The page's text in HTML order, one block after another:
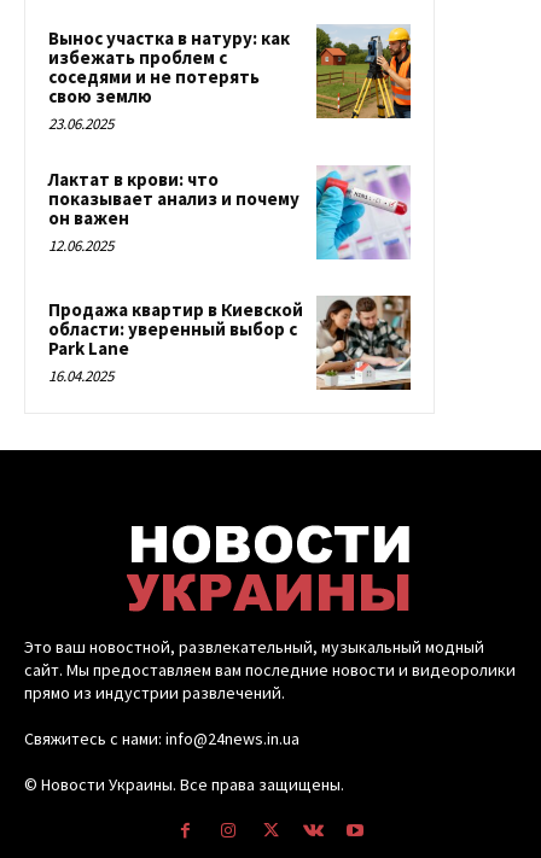
Вынос участка в натуру: как
избежать проблем с
соседями и не потерять
свою землю
23.06.2025
Лактат в крови: что
показывает анализ и почему
он важен
12.06.2025
Продажа квартир в Киевской
области: уверенный выбор с
Park Lane
16.04.2025
Это ваш новостной, развлекательный, музыкальный модный
сайт. Мы предоставляем вам последние новости и видеоролики
прямо из индустрии развлечений.
Свяжитесь с нами: info@24news.in.ua
© Новости Украины. Все права защищены.